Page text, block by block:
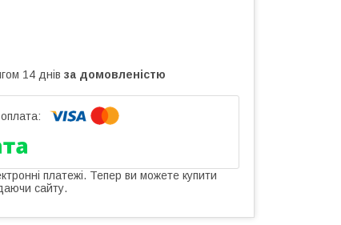
14 днів за домовленістю
платежі. Тепер ви можете купити
сайту.